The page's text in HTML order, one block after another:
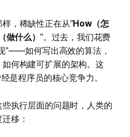
，稀缺性正在从"How（怎
什么） "。过去，我们花费
"——如何写出高效的算法，
何构建可扩展的架构。这
是程序员的核心竞争力。
执行层面的问题时，人类的
移：